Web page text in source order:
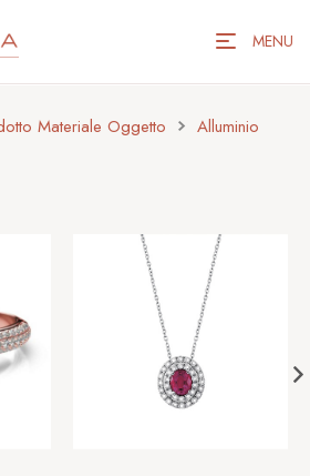
MENU
Materiale Oggetto Alluminio